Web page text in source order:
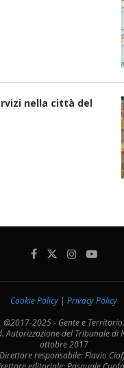
nella città del
Cookie Policy | Privacy Policy
@2017-2025 - Gente e Territorio.
Autorizzazione del Tribunale di
ottobre 2017
Direttore responsabile: Flavio